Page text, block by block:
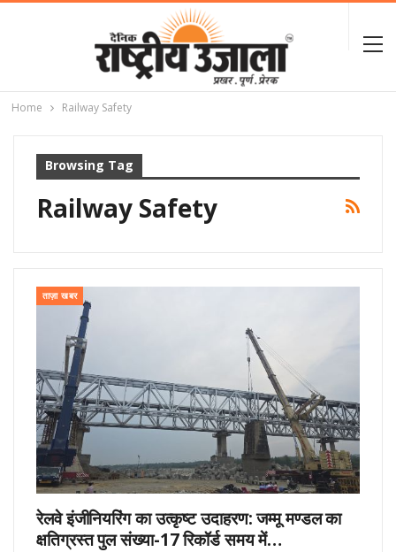
Home Railway Safety
Browsing Tag
Railway Safety
ताज़ा खबर
रेलवे इंजीनियरिंग का उत्कृष्ट उदाहरण: जम्मू मण्डल का
क्षतिग्रस्त पुल संख्या-17 रिकॉर्ड समय में…